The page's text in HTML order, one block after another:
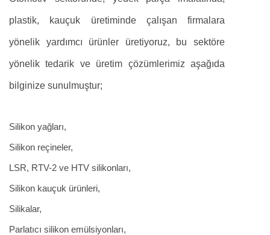
plastik, kauçuk üretiminde çalışan firmalara
yönelik yardımcı ürünler üretiyoruz, bu sektöre
yönelik tedarik ve üretim çözümlerimiz aşağıda
bilginize sunulmuştur;
Silikon yağları,
Silikon reçineler,
LSR, RTV-2 ve HTV silikonları,
Silikon kauçuk ürünleri,
Silikalar,
Parlatıcı silikon emülsiyonları,